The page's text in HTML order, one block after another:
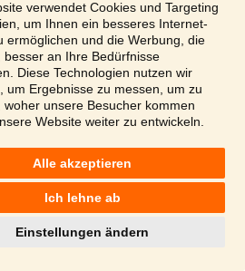
verwendet Cookies und Targeting
um Ihnen ein besseres Internet-
ermöglichen und die Werbung, die
besser an Ihre Bedürfnisse
Diese Technologien nutzen wir
um Ergebnisse zu messen, um zu
woher unsere Besucher kommen
Website weiter zu entwickeln.
Alle akzeptieren
Ich lehne ab
Einstellungen ändern